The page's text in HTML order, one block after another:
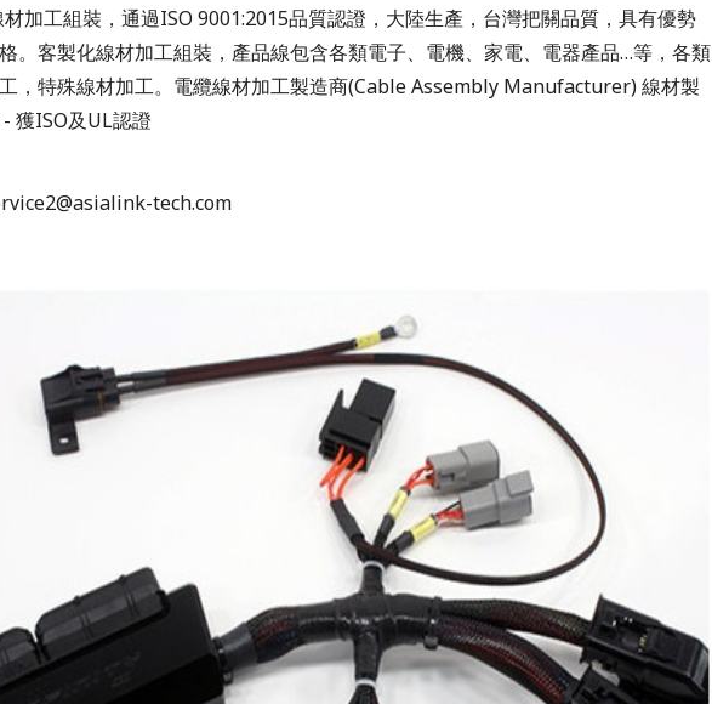
加工組裝，通過ISO 9001:2015品質認證，大陸生產，台灣把關品質，具有優勢
。客製化線材加工組裝，產品線包含各類電子、電機、家電、電器產品…等，各類
，特殊線材加工。電纜線材加工製造商(Cable Assembly Manufacturer) 線材製
獲ISO及UL認證
tech.com